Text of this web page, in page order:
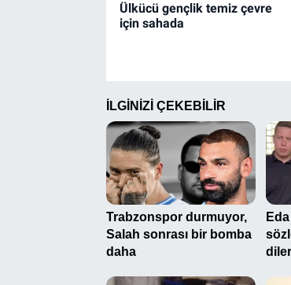
Ülkücü gençlik temiz çevre
için sahada